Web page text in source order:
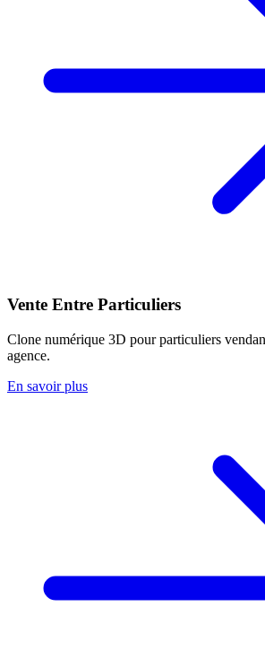
Vente Entre Particuliers
Clone numérique 3D pour particuliers
agence.
En savoir plus